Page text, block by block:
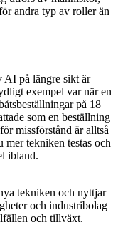
andra typ av roller än
AI på längre sikt är
exempel var när en
på 18
som en beställning
missförstånd är alltså
tekniken testas och
ibland.
tekniken och nyttjar
och industribolag
och tillväxt.